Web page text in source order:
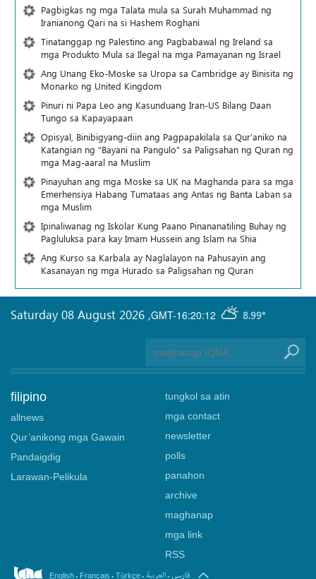
Pagbigkas ng mga Talata mula sa Surah Muhammad ng
Iranianong Qari na si Hashem Roghani
Tinatanggap ng Palestino ang Pagbabawal ng Ireland sa
mga Produkto Mula sa Ilegal na mga Pamayanan ng Israel
Ang Unang Eko-Moske sa Uropa sa Cambridge ay Binisita ng
Monarko ng United Kingdom
Pinuri ni Papa Leo ang Kasunduang Iran-US Bilang Daan
Tungo sa Kapayapaan
Opisyal, Binibigyang-diin ang Pagpapakilala sa Qur’aniko na
Katangian ng “Bayani na Pangulo” sa Paligsahan ng Quran ng
mga Mag-aaral na Muslim
Pinayuhan ang mga Moske sa UK na Maghanda para sa mga
Emerhensiya Habang Tumataas ang Antas ng Banta Laban sa
mga Muslim
Ipinaliwanag ng Iskolar Kung Paano Pinananatiling Buhay ng
Pagluluksa para kay Imam Hussein ang Islam na Shia
Ang Kurso sa Karbala ay Naglalayon na Pahusayin ang
Kasanayan ng mga Hurado sa Paligsahan ng Quran
GMT-16:20:12 8.99°
Saturday 08 August 2026 ,
filipino
allnews
Qur’anikong mga Gawain
Pandaigdig
Larawan-Pelikula
tungkol sa atin
mga contact
newsletter
polls
panahon
archive
maghanap
mga link
RSS
English. Français . Türkçe. العربیة.فارسی